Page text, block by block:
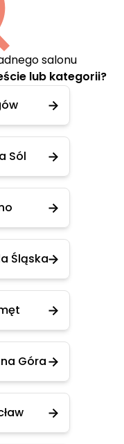
salonu
lub kategorii?
Sól
Śląska
Góra